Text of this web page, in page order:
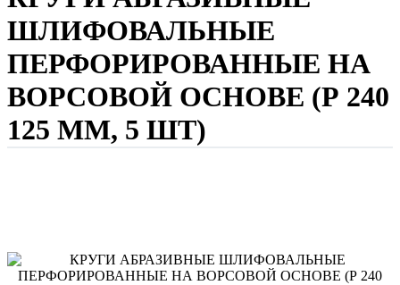
ШЛИФОВАЛЬНЫЕ
ПЕРФОРИРОВАННЫЕ НА
ВОРСОВОЙ ОСНОВЕ (Р 240
125 ММ, 5 ШТ)